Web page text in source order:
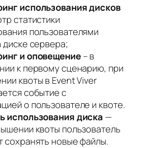
использования дисков
статистики
пользователями
диске сервера;
и оповещение– в
к первому сценарию, при
квоты в Event Viver
событие с
о пользователе и квоте.
использования диска —
квоты пользователь
сохранять новые файлы.